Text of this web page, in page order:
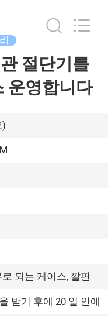
절단기를
운영합니다
)
되는 케이스, 깔판
받기 후에 20 일 안에